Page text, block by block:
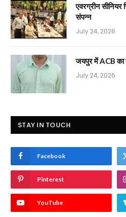
एवरग्रीन
संपन्न
July 24, 2026
जयपुर में ACB का
July 24, 2026
STAY IN TOUCH
Facebook
Pinterest
YouTube